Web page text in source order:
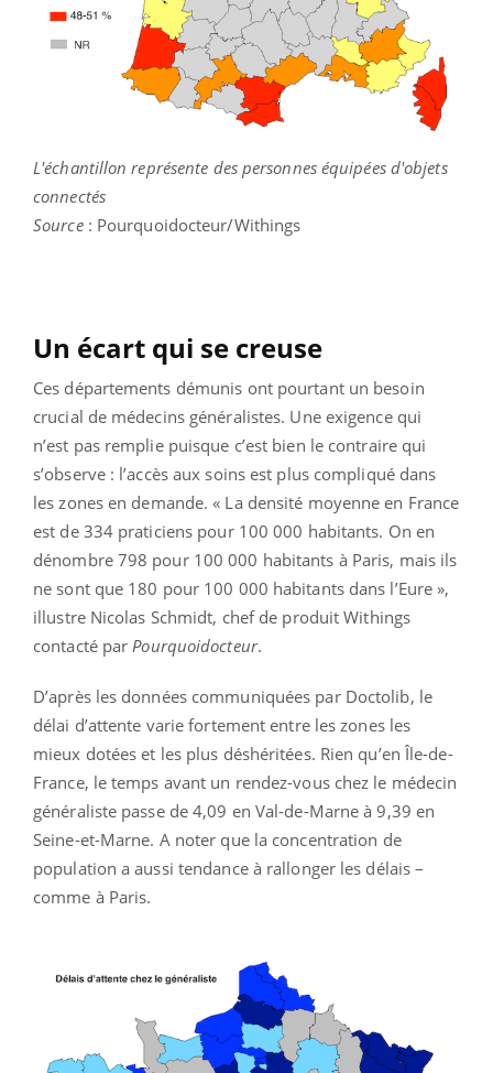
L'échantillon représente des personnes équipées d'objets
connectés
Source : Pourquoidocteur/Withings
Un écart qui se creuse
Ces départements démunis ont pourtant un besoin
crucial de médecins généralistes. Une exigence qui
n’est pas remplie puisque c’est bien le contraire qui
s’observe : l’accès aux soins est plus compliqué dans
les zones en demande. « La densité moyenne en France
est de 334 praticiens pour 100 000 habitants. On en
dénombre 798 pour 100 000 habitants à Paris, mais ils
ne sont que 180 pour 100 000 habitants dans l’Eure »,
illustre Nicolas Schmidt, chef de produit Withings
contacté par Pourquoidocteur.
D’après les données communiquées par Doctolib, le
délai d’attente varie fortement entre les zones les
mieux dotées et les plus déshéritées. Rien qu’en Île-de-
France, le temps avant un rendez-vous chez le médecin
généraliste passe de 4,09 en Val-de-Marne à 9,39 en
Seine-et-Marne. A noter que la concentration de
population a aussi tendance à rallonger les délais –
comme à Paris.